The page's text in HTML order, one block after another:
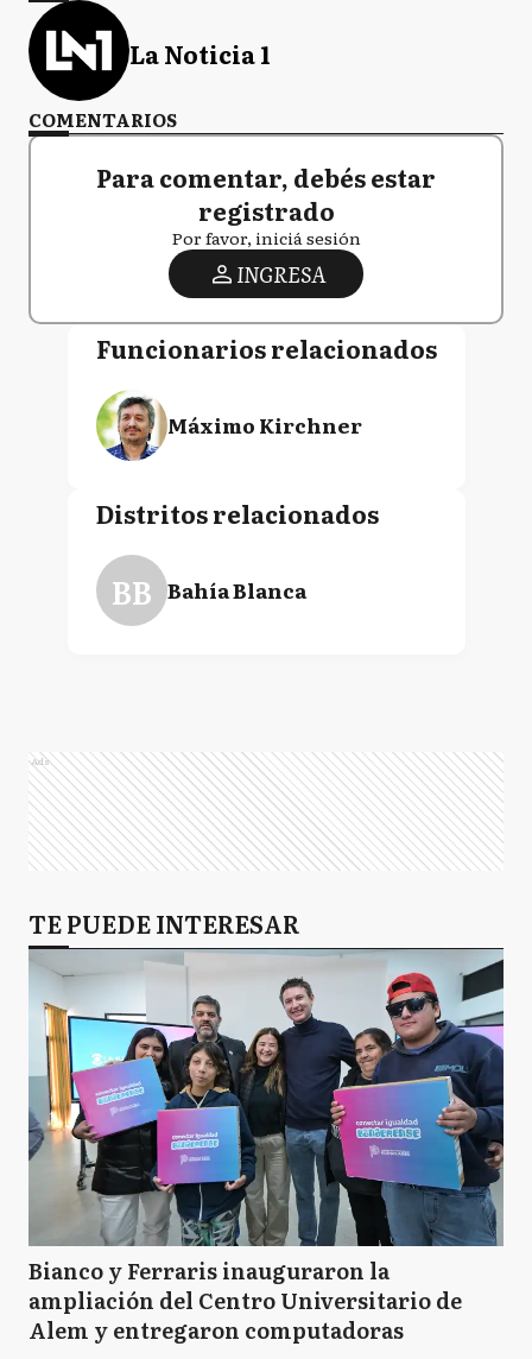
La Noticia 1
COMENTARIOS
Para comentar, debés estar
registrado
Por favor, iniciá sesión
INGRESA
Funcionarios relacionados
Máximo Kirchner
Distritos relacionados
BB Bahía Blanca
Ads
TE PUEDE INTERESAR
Bianco y Ferraris inauguraron la
ampliación del Centro Universitario de
Alem y entregaron computadoras